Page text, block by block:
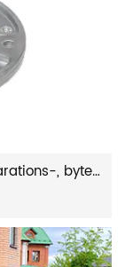
Gräsklipparspindel: Monterings-, reparations-, byte- och underhållsguide